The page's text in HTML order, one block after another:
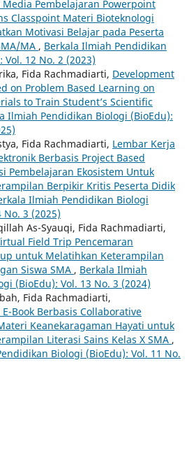
Pembelajaran Powerpoint
Classpoint Materi Bioteknologi
Motivasi Belajar pada Peserta
MA , Berkala Ilmiah Pendidikan
Vol. 12 No. 2 (2023)
Fida Rachmadiarti, Development
on Problem Based Learning on
to Train Student’s Scientific
Ilmiah Pendidikan Biologi (BioEdu):
Fida Rachmadiarti, Lembar Kerja
Berbasis Project Based
Pembelajaran Ekosistem Untuk
Berpikir Kritis Peserta Didik
Ilmiah Pendidikan Biologi
No. 3 (2025)
As-Syauqi, Fida Rachmadiarti,
Field Trip Pencemaran
untuk Melatihkan Keterampilan
Siswa SMA , Berkala Ilmiah
(BioEdu): Vol. 13 No. 3 (2024)
Fida Rachmadiarti,
Book Berbasis Collaborative
Keanekaragaman Hayati untuk
Literasi Sains Kelas X SMA ,
Biologi (BioEdu): Vol. 11 No.